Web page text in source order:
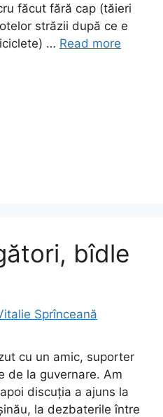
făcut fără cap (tăieri
străzii după ce e
… Read more
bîdle
Sprînceană
cu un amic, suporter
de la guvernare. Am
discuția a ajuns la
la dezbaterile între